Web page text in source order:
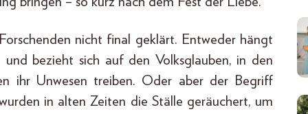
nicht final geklärt. Entweder hängt
bezieht sich auf den Volksglauben, in den
ihr Unwesen treiben. Oder aber der Begriff
in alten Zeiten die Ställe geräuchert, um